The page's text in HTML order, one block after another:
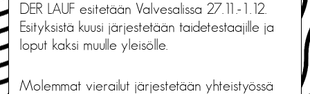
DER LAUF esitetään Valvesalissa 27.11.-1.12.
Esityksistä kuusi järjestetään taidetestaajille ja
loput kaksi muulle yleisölle.
Molemmat vierailut järjestetään yhteistyössä